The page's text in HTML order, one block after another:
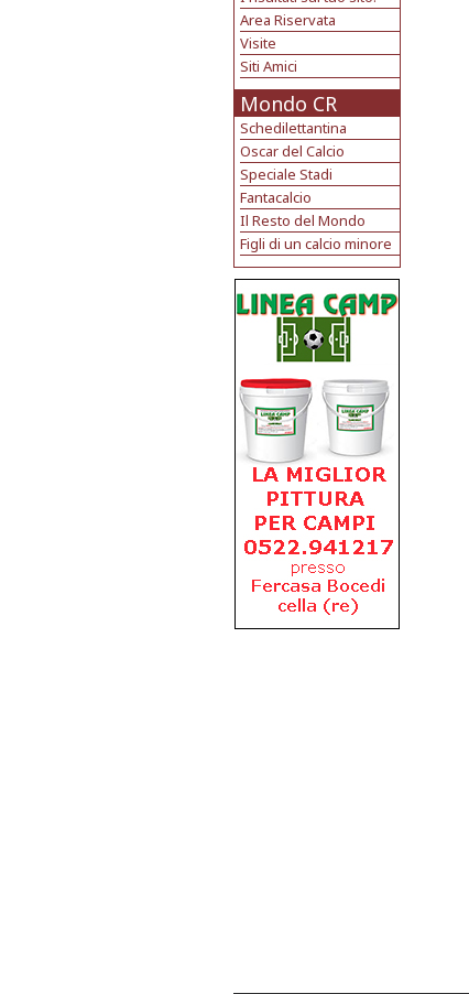
Area Riservata
Visite
Siti Amici
Mondo CR
Schedilettantina
Oscar del Calcio
Speciale Stadi
Fantacalcio
Il Resto del Mondo
Figli di un calcio minore